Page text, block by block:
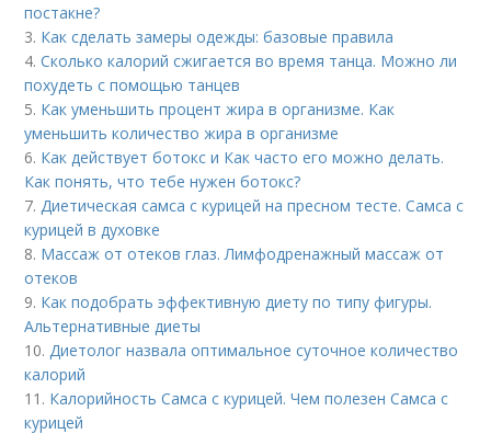
постакне?
3. Как сделать замеры одежды: базовые правила
4.Сколько калорий сжигается во время танца. Можно ли
похудеть с помощью танцев
5. Как уменьшить процент жира в организме. Как
уменьшить количество жира в организме
6. Как действует ботокс и Как часто его можно делать.
Как понять, что тебе нужен ботокс?
7.Диетическая самса с курицей на пресном тесте. Самса с
курицей в духовке
8. Массаж от отеков глаз. Лимфодренажный массаж от
отеков
9. Как подобрать эффективную диету по типу фигуры.
Альтернативные диеты
10.Диетолог назвала оптимальное суточное количество
калорий
11. Калорийность Самса с курицей. Чем полезен Самса с
курицей